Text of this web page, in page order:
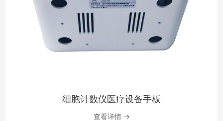
细胞计数仪医疗设备手板
查看详情 →